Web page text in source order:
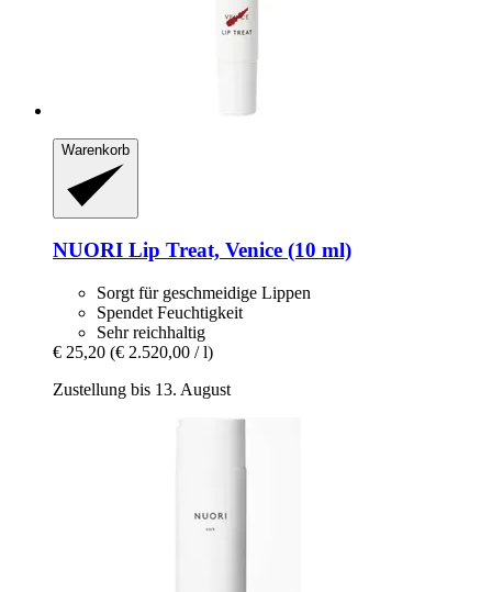
Warenkorb
NUORI Lip Treat, Venice (10 ml)
Sorgt für geschmeidige Lippen
Spendet Feuchtigkeit
Sehr reichhaltig
€ 25,20 (€ 2.520,00 / l)
Zustellung bis 13. August